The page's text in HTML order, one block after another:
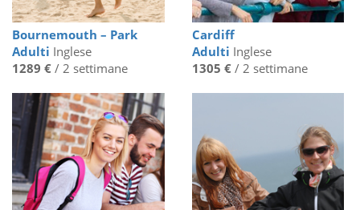
Bournemouth – Park
Adulti Inglese
1289 € / 2 settimane
Cardiff
Adulti Inglese
1305 €/ 2 settimane